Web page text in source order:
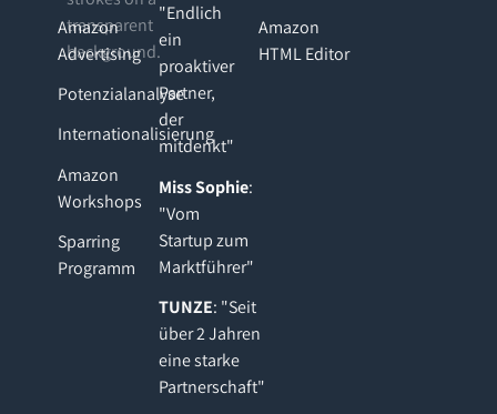
Amazon
Advertising
Potenzialanalyse
Internationalisierung
Amazon
Workshops
Sparring
Programm
"Endlich
ein
proaktiver
Partner,
der
mitdenkt"
Miss Sophie:
"Vom
Startup zum
Marktführer"
TUNZE: "Seit
über 2 Jahren
eine starke
Partnerschaft"
Amazon
HTML Editor